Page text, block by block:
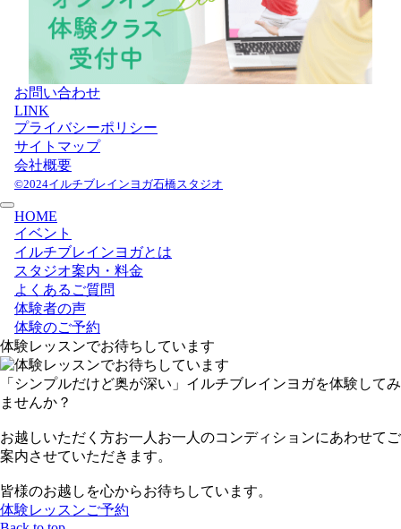
お問い合わせ
LINK
プライバシーポリシー
サイトマップ
会社概要
©2024イルチブレインヨガ石橋スタジオ
HOME
イベント
イルチブレインヨガとは
スタジオ案内・料金
よくあるご質問
体験者の声
体験のご予約
体験レッスンでお待ちしています
「シンプルだけど奥が深い」イルチブレインヨガを体験してみ
ませんか？
お越しいただく方お一人お一人のコンディションにあわせてご
案内させていただきます。
皆様のお越しを心からお待ちしています。
体験レッスンご予約